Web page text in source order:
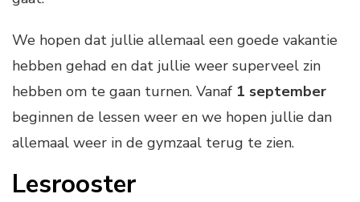
We hopen dat jullie allemaal een goede vakantie
hebben gehad en dat jullie weer superveel zin
hebben om te gaan turnen. Vanaf 1 september
beginnen de lessen weer en we hopen jullie dan
allemaal weer in de gymzaal terug te zien.
Lesrooster